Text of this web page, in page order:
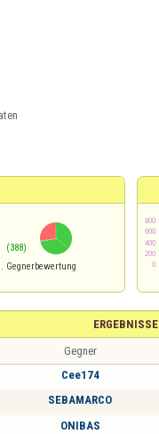
(388)
Gegnerbewertung
ERGEBNISSE
Gegner
Cee174
SEBAMARCO
ONIBAS